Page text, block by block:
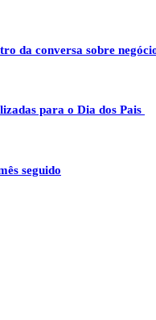
da conversa sobre
para o Dia dos Pais
seguido